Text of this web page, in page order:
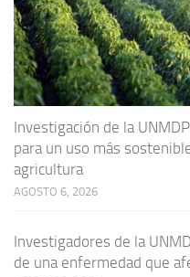
Investigación de la
para un uso más
agricultura
AGOSTO 6, 2026
Investigadores de la
de una enfermedad que